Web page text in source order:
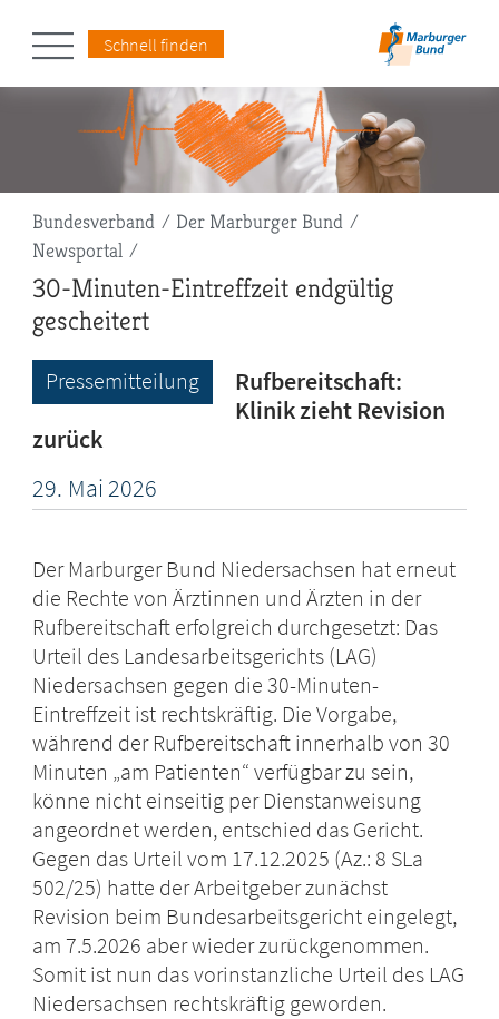
Schnell finden
Pfadnavigation
Bundesverband
Der Marburger Bund
Newsportal
30-Minuten-Eintreffzeit endgültig
gescheitert
Pressemitteilung
Rufbereitschaft:
Klinik zieht Revision
zurück
29. Mai2026
Der Marburger Bund Niedersachsen hat erneut
die Rechte von Ärztinnen und Ärzten in der
Rufbereitschaft erfolgreich durchgesetzt: Das
Urteil des Landesarbeitsgerichts (LAG)
Niedersachsen gegen die 30-Minuten-
Eintreffzeit ist rechtskräftig. Die Vorgabe,
während der Rufbereitschaft innerhalb von 30
Minuten „am Patienten“ verfügbar zu sein,
könne nicht einseitig per Dienstanweisung
angeordnet werden, entschied das Gericht.
Gegen das Urteil vom 17.12.2025 (Az.: 8 SLa
502/25) hatte der Arbeitgeber zunächst
Revision beim Bundesarbeitsgericht eingelegt,
am 7.5.2026 aber wieder zurückgenommen.
Somit ist nun das vorinstanzliche Urteil des LAG
Niedersachsen rechtskräftig geworden.